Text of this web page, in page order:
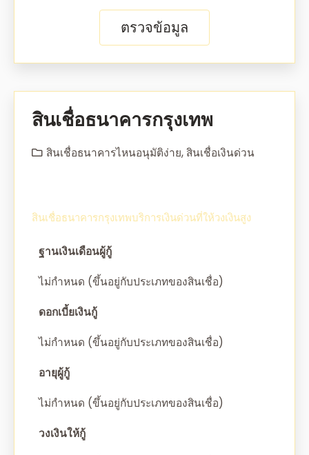
ตรวจข้อมูล
สินเชื่อธนาคารกรุงเทพ
สินเชื่อธนาคารไหนอนุมัติง่าย,สินเชื่อเงินด่วน
สินเชื่อธนาคารกรุงเทพบริการเงินด่วนที่ให้วงเงินสูง
ฐานเงินเดือนผู้กู้
ไม่กำหนด (ขึ้นอยู่กับประเภทของสินเชื่อ)
ดอกเบี้ยเงินกู้
ไม่กำหนด (ขึ้นอยู่กับประเภทของสินเชื่อ)
อายุผู้กู้
ไม่กำหนด (ขึ้นอยู่กับประเภทของสินเชื่อ)
วงเงินให้กู้